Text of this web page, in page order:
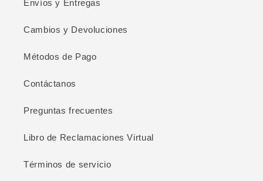
Envíos y Entregas
Cambios y Devoluciones
Métodos de Pago
Contáctanos
Preguntas frecuentes
Libro de Reclamaciones Virtual
Términos de servicio